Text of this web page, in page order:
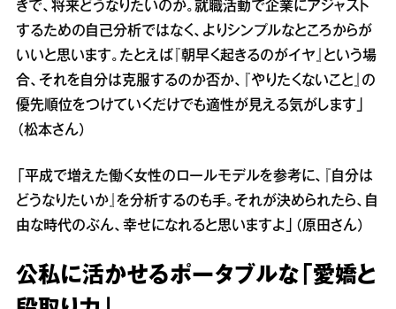
きで、将来どうなりたいのか。就職活動で企業にアジャスト
するための自己分析ではなく、よりシンプルなところからが
いいと思います。たとえば『朝早く起きるのがイヤ』という場
合、それを自分は克服するのか否か、『やりたくないこと』の
優先順位をつけていくだけでも適性が見える気がします」
（松本さん）
「平成で増えた働く女性のロールモデルを参考に、『自分は
どうなりたいか』を分析するのも手。それが決められたら、自
由な時代のぶん、幸せになれると思いますよ」（原田さん）
公私に活かせるポータブルな「愛嬌と